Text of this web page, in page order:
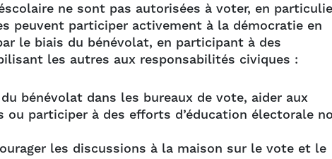
ne sont pas autorisées à voter, en
peuvent participer activement à la démocratie en
le biais du bénévolat, en participant à des
les autres aux responsabilités civiques :
bénévolat dans les bureaux de vote, aider aux
ou participer à des efforts d’éducation électorale
les discussions à la maison sur le vote et le